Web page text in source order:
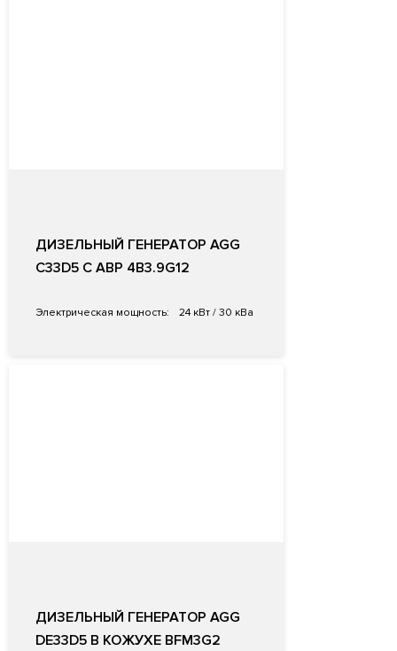
ДИЗЕЛЬНЫЙ ГЕНЕРАТОР AGG
C33D5 С АВР 4B3.9G12
Электрическая мощность: 24 кВт / 30 кВа
ДИЗЕЛЬНЫЙ ГЕНЕРАТОР AGG
DE33D5 В КОЖУХЕ BFM3G2